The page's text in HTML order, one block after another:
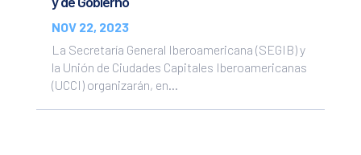
NOV 22, 2023
La Secretaría General Iberoamericana (SEGIB) y
la Unión de Ciudades Capitales Iberoamericanas
(UCCI) organizarán, en...